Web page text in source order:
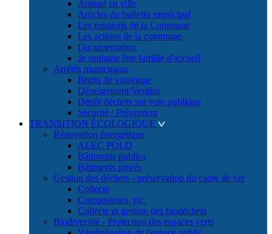
Animal en ville
Articles du bulletin municipal
Les missions de la Commune
Les actions de la commune
Documentation
Je souhaite être famille d'accueil
Arrêtés municipaux
Bruits de voisinage
Déneigement/Verglas
Dépôt déchets sur voie publique
Sécurité / Prévention
TRANSITION ÉCOLOGIQUE
Rénovation énergétique
ALEC POLD
Bâtiments publics
Bâtiments privés
Gestion des déchets - préservation du cadre de vie
Collecte
Composteurs, etc.
Collecte et gestion des biodéchets
Biodiversité - Protection des espaces verts